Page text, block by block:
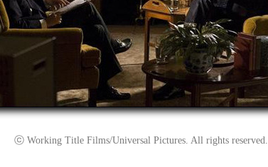
ⓒ Working Title Films/Universal Pictures. All rights reserved.